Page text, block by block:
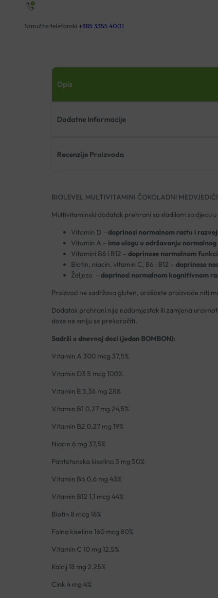
Naručite telefonski +385 3355 4001
Opis
Dodatne Informacije
Recenzije Proizvoda
BIOLEVEL MULTIVITAMINI ČOKOLADNI
Multivitaminski dodatak prehrani sa sladilom za djecu
Vitamin D –doprinosi normalnom rastu i
Vitamin A – ima ulogu u održavanju
Vitamini B6 i B12 – doprinose normalnom
Biotin, niacin, vitamin C, B6 i B12 – doprinose
Željezo – doprinosi normalnom kognitivnom
Proizvod ne sadržava gluten, orašaste proizvode niti
Dodatak prehrani nije nadomjestak ili zamjena
doze ne smiju se prekoračiti.
Sadrži u dnevnoj dozi (jedan BOMBON):
Vitamin A 300 mcg 37,5%
Vitamin D3 5 mcg 100%
Vitamin E 3,36 mg 28%
Vitamin B1 0,27 mg 24,5%
Vitamin B2 0,27 mg 19%
Niacin 6 mg 37,5%
Pantotenska kiselina 3 mg 50%
Vitamin B6 0,6 mg 43%
Vitamin B12 1,1 mcg 44%
Biotin 8 mcg 16%
Folna kiselina 160 mcg 80%
Vitamin C 10 mg 12,5%
Kalcij 18 mg 2,25%
Cink 4 mg 4%